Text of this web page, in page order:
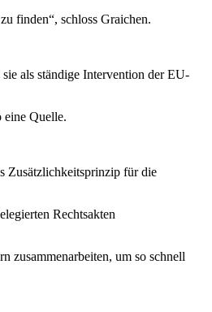
finden“, schloss Graichen.
als ständige Intervention der EU-
eine Quelle.
Zusätzlichkeitsprinzip für die
Rechtsakten
zusammenarbeiten, um so schnell